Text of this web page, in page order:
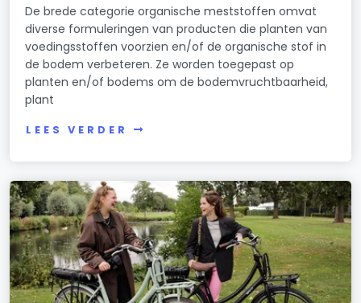
De brede categorie organische meststoffen omvat
diverse formuleringen van producten die planten van
voedingsstoffen voorzien en/of de organische stof in
de bodem verbeteren. Ze worden toegepast op
planten en/of bodems om de bodemvruchtbaarheid,
plant
LEES VERDER